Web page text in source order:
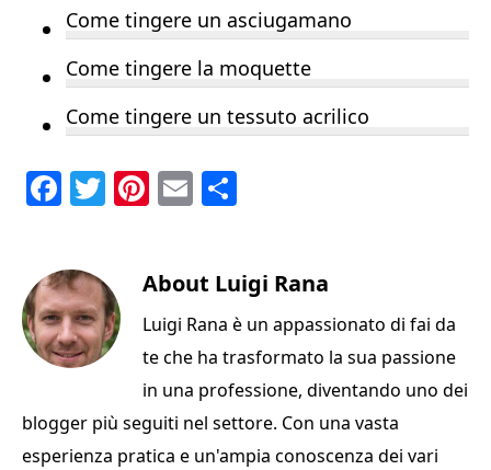
Come tingere un asciugamano
Come tingere la moquette
Come tingere un tessuto acrilico
F
c
e
b
o
k
T
te
r
Pi
re
st
E
l di
vi
di
About Luigi Rana
Luigi Rana è un appassionato di fai da
te che ha trasformato la sua passione
in una professione, diventando uno dei
blogger più seguiti nel settore. Con una vasta
esperienza pratica e un'ampia conoscenza dei vari